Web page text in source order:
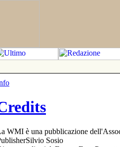
WMI è una pubblicazione
Sosio